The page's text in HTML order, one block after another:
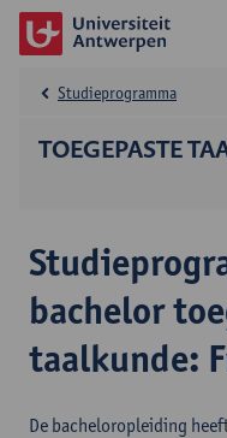
TOEGEPASTE
Studieprogramma
bachelor
taalkunde:
De bacheloropleiding